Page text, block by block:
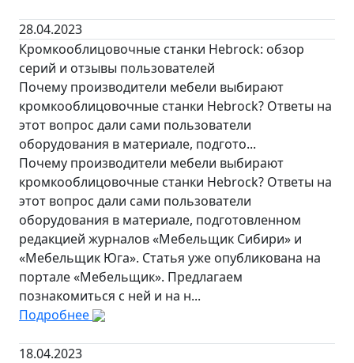
28.04.2023
Кромкооблицовочные станки Hebrock: обзор
серий и отзывы пользователей
Почему производители мебели выбирают
кромкооблицовочные станки Hebrock? Ответы на
этот вопрос дали сами пользователи
оборудования в материале, подгото...
Почему производители мебели выбирают
кромкооблицовочные станки Hebrock? Ответы на
этот вопрос дали сами пользователи
оборудования в материале, подготовленном
редакцией журналов «Мебельщик Сибири» и
«Мебельщик Юга». Статья уже опубликована на
портале «Мебельщик». Предлагаем
познакомиться с ней и на н...
Подробнее
18.04.2023